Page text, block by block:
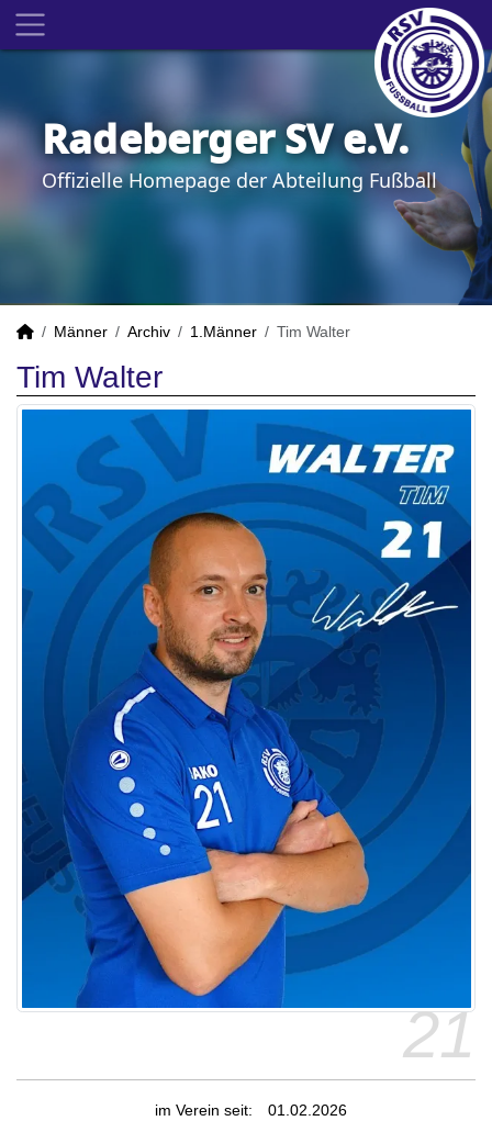
Radeberger SV e.V.
Offizielle Homepage der Abteilung Fußball
Männer Archiv 1.Männer Tim Walter
Tim Walter
21
im Verein seit:
01.02.2026